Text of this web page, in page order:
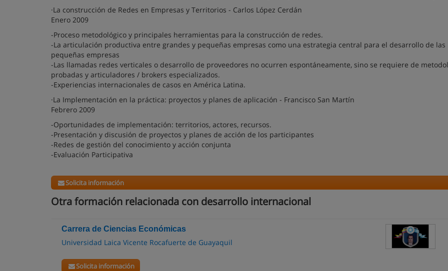
·La construcción de Redes en Empresas y Territorios - Carlos López Cerdán
Enero 2009
-Proceso metodológico y principales herramientas para la construcción de redes.
-La articulación productiva entre grandes y pequeñas empresas como una estrategia central para el desarrollo de las
pequeñas empresas
-Las llamadas redes verticales o desarrollo de proveedores no ocurren espontáneamente, sino se requiere de
probadas y articuladores / brokers especializados.
-Experiencias internacionales de casos en América Latina.
·La Implementación en la práctica: proyectos y planes de aplicación - Francisco San Martín
Febrero 2009
-Oportunidades de implementación: territorios, actores, recursos.
-Presentación y discusión de proyectos y planes de acción de los participantes
-Redes de gestión del conocimiento y acción conjunta
-Evaluación Participativa
Solicita información
Otra formación relacionada con desarrollo internacional
Carrera de Ciencias Económicas
Universidad Laica Vicente Rocafuerte de Guayaquil
Solicita información